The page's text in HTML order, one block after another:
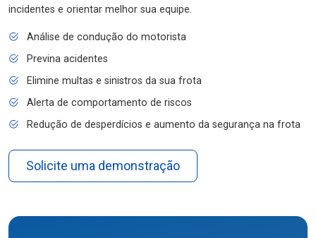
incidentes e orientar melhor sua equipe.
Análise de condução do motorista
Previna acidentes
Elimine multas e sinistros da sua frota
Alerta de comportamento de riscos
Redução de desperdícios e aumento da segurança na frota
Solicite uma demonstração